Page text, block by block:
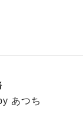
あつち